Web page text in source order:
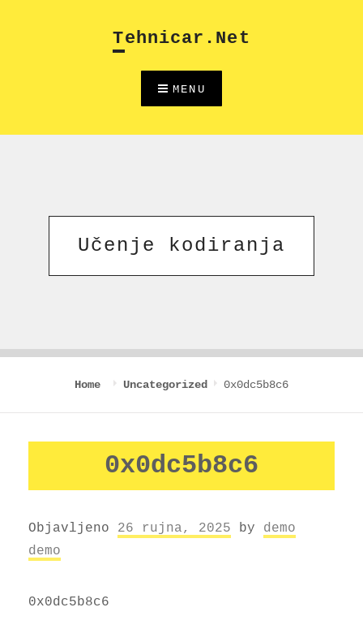
Tehnicar.net
MENU
Učenje kodiranja
Home Uncategorized 0x0dc5b8c6
0x0dc5b8c6
Objavljeno 26 rujna, 2025 by demo
demo
0x0dc5b8c6